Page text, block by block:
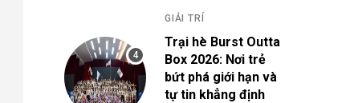
GIẢI TRÍ
Trại hè Burst Outta
Box 2026: Nơi trẻ
bứt phá giới hạn và
tự tin khẳng định